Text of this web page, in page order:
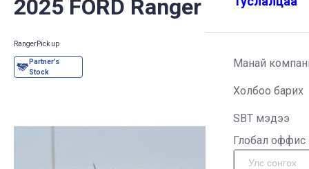
Манай
Холбоо барих
SBT мэдээ
Глобал оффис
2025 FORD Ranger
RangerPick up